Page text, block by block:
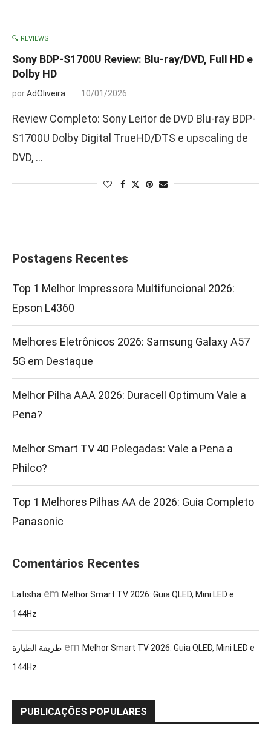
🔍 REVIEWS
Sony BDP-S1700U Review: Blu-ray/DVD, Full HD e
Dolby HD
porAdOliveira 10/01/2026
Review Completo: Sony Leitor de DVD Blu-ray BDP-
S1700U Dolby Digital TrueHD/DTS e upscaling de
DVD, …
Postagens Recentes
Top 1 Melhor Impressora Multifuncional 2026:
Epson L4360
Melhores Eletrônicos 2026: Samsung Galaxy A57
5G em Destaque
Melhor Pilha AAA 2026: Duracell Optimum Vale a
Pena?
Melhor Smart TV 40 Polegadas: Vale a Pena a
Philco?
Top 1 Melhores Pilhas AA de 2026: Guia Completo
Panasonic
Comentários Recentes
Latisha em Melhor Smart TV 2026: Guia QLED, Mini LED e
144Hz
طريقة الطيارة em Melhor Smart TV 2026: Guia QLED, Mini LED e
144Hz
PUBLICAÇÕES POPULARES